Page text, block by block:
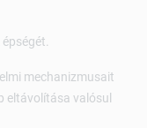
mechanizmusait
eltávolítása valósul